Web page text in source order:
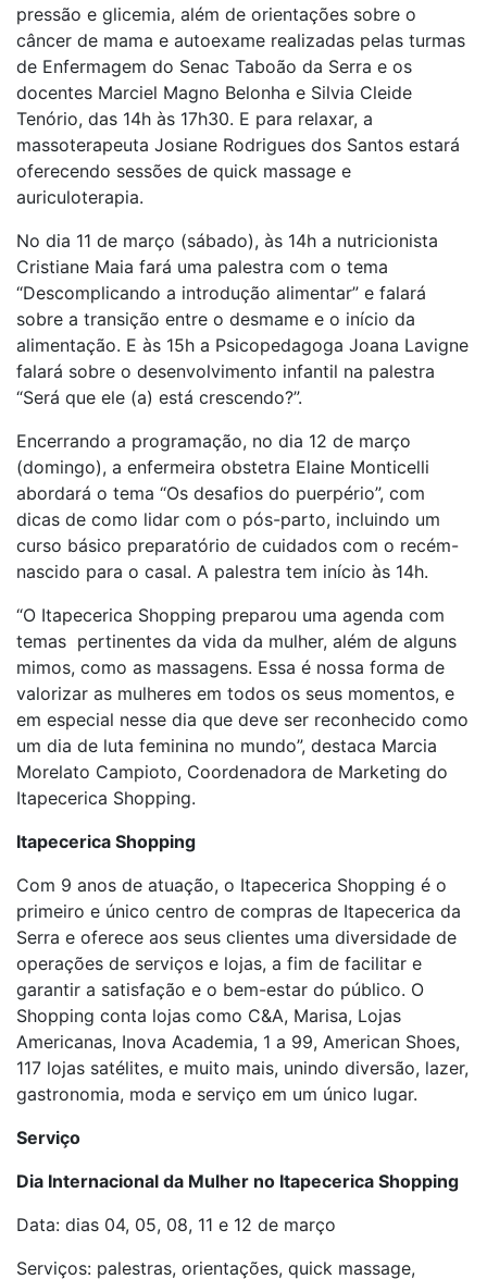
pressão e glicemia, além de orientações sobre o
câncer de mama e autoexame realizadas pelas turmas
de Enfermagem do Senac Taboão da Serra e os
docentes Marciel Magno Belonha e Silvia Cleide
Tenório, das 14h às 17h30. E para relaxar, a
massoterapeuta Josiane Rodrigues dos Santos estará
oferecendo sessões de quick massage e
auriculoterapia.
No dia 11 de março (sábado), às 14h a nutricionista
Cristiane Maia fará uma palestra com o tema
“Descomplicando a introdução alimentar” e falará
sobre a transição entre o desmame e o início da
alimentação. E às 15h a Psicopedagoga Joana Lavigne
falará sobre o desenvolvimento infantil na palestra
“Será que ele (a) está crescendo?”.
Encerrando a programação, no dia 12 de março
(domingo), a enfermeira obstetra Elaine Monticelli
abordará o tema “Os desafios do puerpério”, com
dicas de como lidar com o pós-parto, incluindo um
curso básico preparatório de cuidados com o recém-
nascido para o casal. A palestra tem início às 14h.
“O Itapecerica Shopping preparou uma agenda com
temas pertinentes da vida da mulher, além de alguns
mimos, como as massagens. Essa é nossa forma de
valorizar as mulheres em todos os seus momentos, e
em especial nesse dia que deve ser reconhecido como
um dia de luta feminina no mundo”, destaca Marcia
Morelato Campioto, Coordenadora de Marketing do
Itapecerica Shopping.
Itapecerica Shopping
Com 9 anos de atuação, o Itapecerica Shopping é o
primeiro e único centro de compras de Itapecerica da
Serra e oferece aos seus clientes uma diversidade de
operações de serviços e lojas, a fim de facilitar e
garantir a satisfação e o bem-estar do público. O
Shopping conta lojas como C&A, Marisa, Lojas
Americanas, Inova Academia, 1 a 99, American Shoes,
117 lojas satélites, e muito mais, unindo diversão, lazer,
gastronomia, moda e serviço em um único lugar.
Serviço
Dia Internacional da Mulher no Itapecerica Shopping
Data: dias 04, 05, 08, 11 e 12 de março
Serviços: palestras, orientações, quick massage,